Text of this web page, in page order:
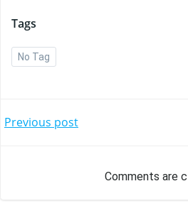
Tags
No Tag
Post
Previous post
Comments are